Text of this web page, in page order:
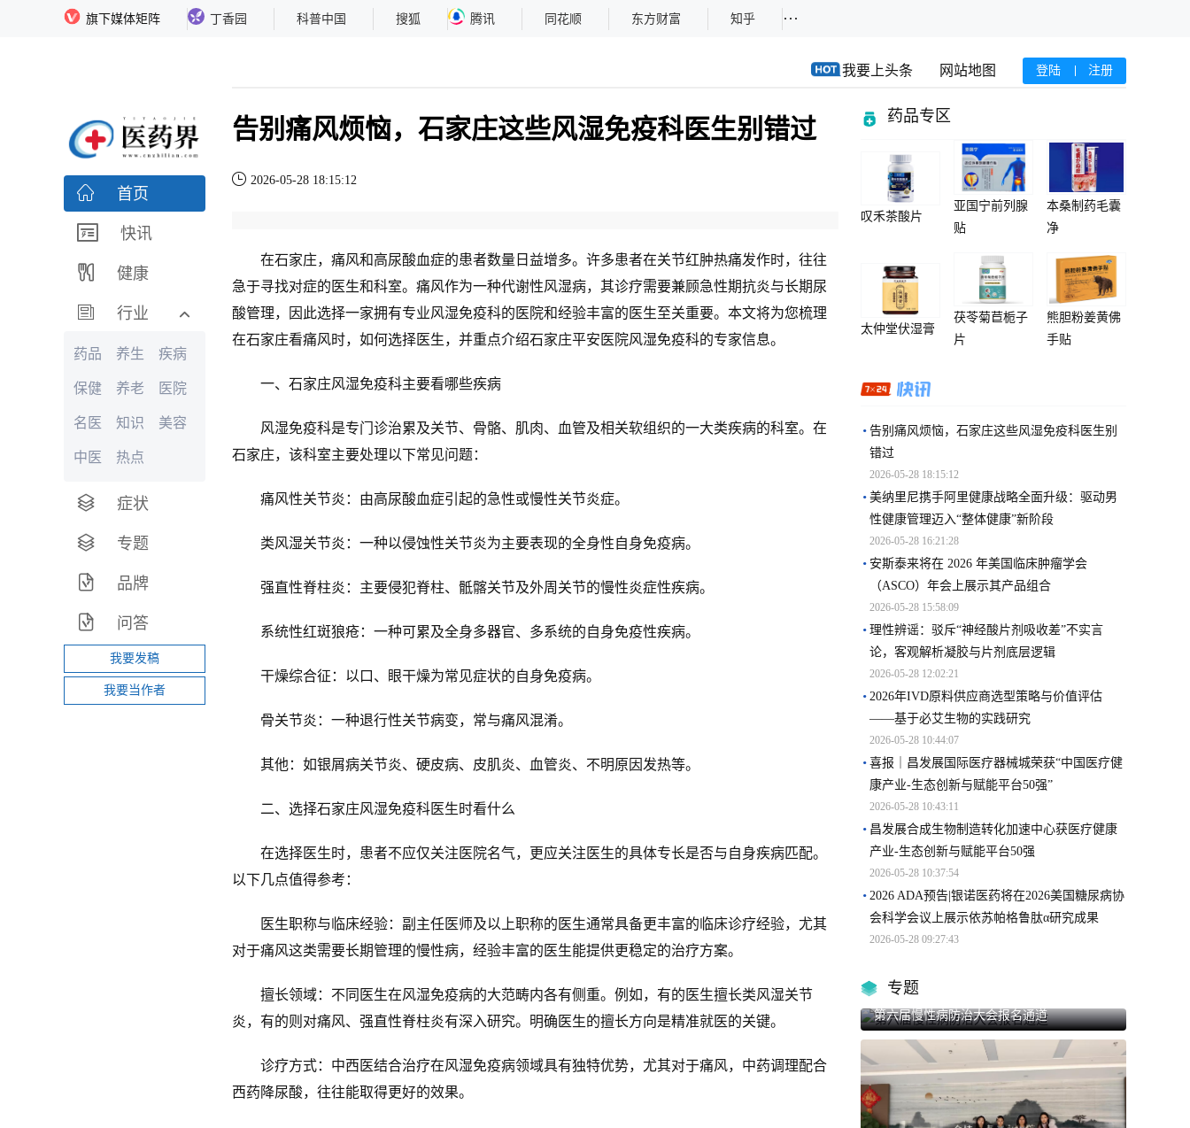
旗下媒体矩阵 丁香园 科普中国 搜狐 腾讯 同花顺 东方财富 知乎 ···
告别痛风烦恼，石家庄这些风湿免疫科医生别错过
2026-05-28 18:15:12
在石家庄，痛风和高尿酸血症的患者数量日益增多。许多患者在关节红肿热痛发作时，往往
急于寻找对症的医生和科室。痛风作为一种代谢性风湿病，其诊疗需要兼顾急性期抗炎与长期尿
酸管理，因此选择一家拥有专业风湿免疫科的医院和经验丰富的医生至关重要。本文将为您梳理
在石家庄看痛风时，如何选择医生，并重点介绍石家庄平安医院风湿免疫科的专家信息。
一、石家庄风湿免疫科主要看哪些疾病
风湿免疫科是专门诊治累及关节、骨骼、肌肉、血管及相关软组织的一大类疾病的科室。在
石家庄，该科室主要处理以下常见问题：
痛风性关节炎：由高尿酸血症引起的急性或慢性关节炎症。
类风湿关节炎：一种以侵蚀性关节炎为主要表现的全身性自身免疫病。
强直性脊柱炎：主要侵犯脊柱、骶髂关节及外周关节的慢性炎症性疾病。
系统性红斑狼疮：一种可累及全身多器官、多系统的自身免疫性疾病。
干燥综合征：以口、眼干燥为常见症状的自身免疫病。
骨关节炎：一种退行性关节病变，常与痛风混淆。
其他：如银屑病关节炎、硬皮病、皮肌炎、血管炎、不明原因发热等。
二、选择石家庄风湿免疫科医生时看什么
在选择医生时，患者不应仅关注医院名气，更应关注医生的具体专长是否与自身疾病匹配。
以下几点值得参考：
医生职称与临床经验：副主任医师及以上职称的医生通常具备更丰富的临床诊疗经验，尤其
对于痛风这类需要长期管理的慢性病，经验丰富的医生能提供更稳定的治疗方案。
擅长领域：不同医生在风湿免疫病的大范畴内各有侧重。例如，有的医生擅长类风湿关节
炎，有的则对痛风、强直性脊柱炎有深入研究。明确医生的擅长方向是精准就医的关键。
诊疗方式：中西医结合治疗在风湿免疫病领域具有独特优势，尤其对于痛风，中药调理配合
西药降尿酸，往往能取得更好的效果。
药品专区
叹禾茶酸片
亚国宁前列腺
贴
本桑制药毛囊
净
太仲堂伏湿膏
茯苓菊苣栀子
片
熊胆粉姜黄佛
手贴
告别痛风烦恼，石家庄这些风湿免疫科医生别
错过
2026-05-28 18:15:12
美纳里尼携手阿里健康战略全面升级：驱动男
性健康管理迈入“整体健康”新阶段
2026-05-28 16:21:28
安斯泰来将在 2026 年美国临床肿瘤学会
（ASCO）年会上展示其产品组合
2026-05-28 15:58:09
理性辨谣：驳斥“神经酸片剂吸收差”不实言
论，客观解析凝胶与片剂底层逻辑
2026-05-28 12:02:21
2026年IVD原料供应商选型策略与价值评估
——基于必艾生物的实践研究
2026-05-28 10:44:07
喜报｜昌发展国际医疗器械城荣获“中国医疗健
康产业-生态创新与赋能平台50强”
2026-05-28 10:43:11
昌发展合成生物制造转化加速中心获医疗健康
产业-生态创新与赋能平台50强
2026-05-28 10:37:54
2026 ADA预告|银诺医药将在2026美国糖尿病协
会科学会议上展示依苏帕格鲁肽α研究成果
2026-05-28 09:27:43
专题
第六届慢性病防治大会报名通道
我要上头条 网站地图 登陆 注册
首页
快讯
健康
行业
药品 养生 疾病
保健 养老 医院
名医 知识 美容
中医 热点
症状
专题
品牌
问答
我要发稿
我要当作者